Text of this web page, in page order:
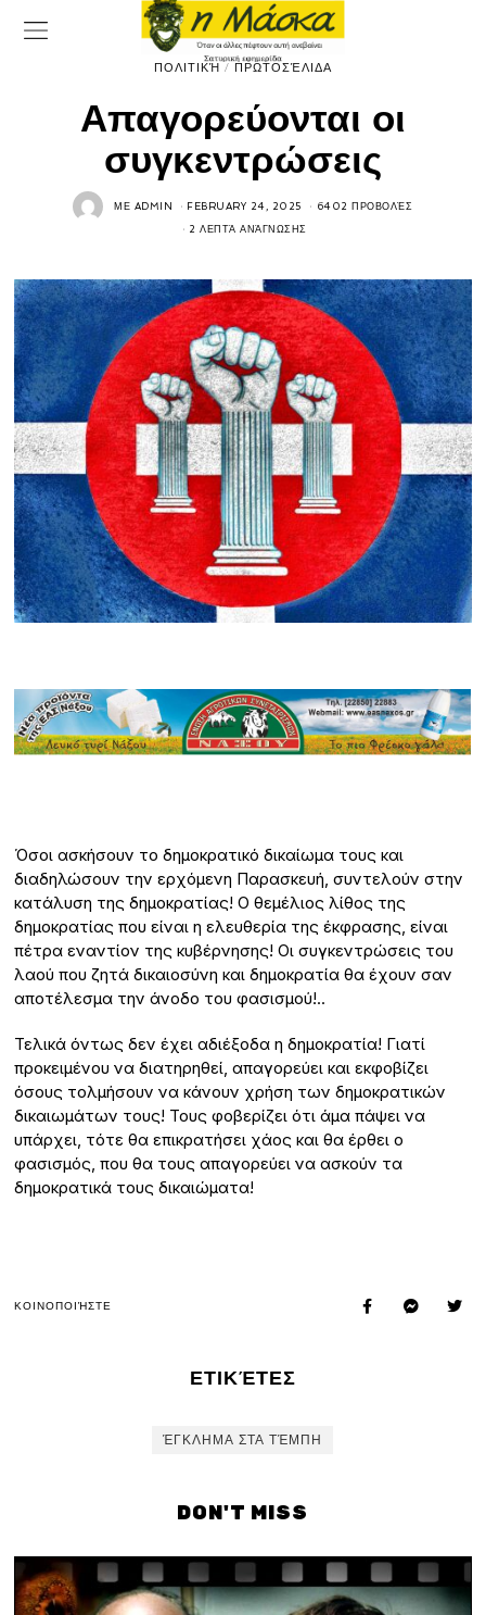
ΠΟΛΙΤΙΚΉ / ΠΡΩΤΟΣΈΛΙΔΑ
Απαγορεύονται οι
συγκεντρώσεις
ΜΕ ADMIN FEBRUARY 24, 2025 6402 ΠΡΟΒΟΛΈΣ
2 ΛΕΠΤΆ ΑΝΆΓΝΩΣΗΣ
Όσοι ασκήσουν το δημοκρατικό δικαίωμα τους και
διαδηλώσουν την ερχόμενη Παρασκευή, συντελούν στην
κατάλυση της δημοκρατίας! Ο θεμέλιος λίθος της
δημοκρατίας που είναι η ελευθερία της έκφρασης, είναι
πέτρα εναντίον της κυβέρνησης! Οι συγκεντρώσεις του
λαού που ζητά δικαιοσύνη και δημοκρατία θα έχουν σαν
αποτέλεσμα την άνοδο του φασισμού!..
Τελικά όντως δεν έχει αδιέξοδα η δημοκρατία! Γιατί
προκειμένου να διατηρηθεί, απαγορεύει και εκφοβίζει
όσους τολμήσουν να κάνουν χρήση των δημοκρατικών
δικαιωμάτων τους! Τους φοβερίζει ότι άμα πάψει να
υπάρχει, τότε θα επικρατήσει χάος και θα έρθει ο
φασισμός, που θα τους απαγορεύει να ασκούν τα
δημοκρατικά τους δικαιώματα!
ΚΟΙΝΟΠΟΙΉΣΤΕ
ΕΤΙΚΈΤΕΣ
ΈΓΚΛΗΜΑ ΣΤΑ ΤΈΜΠΗ
DON'T MISS